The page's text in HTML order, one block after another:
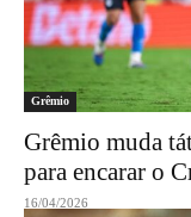
Grêmio
Grêmio muda
para encarar o
16/04/2026